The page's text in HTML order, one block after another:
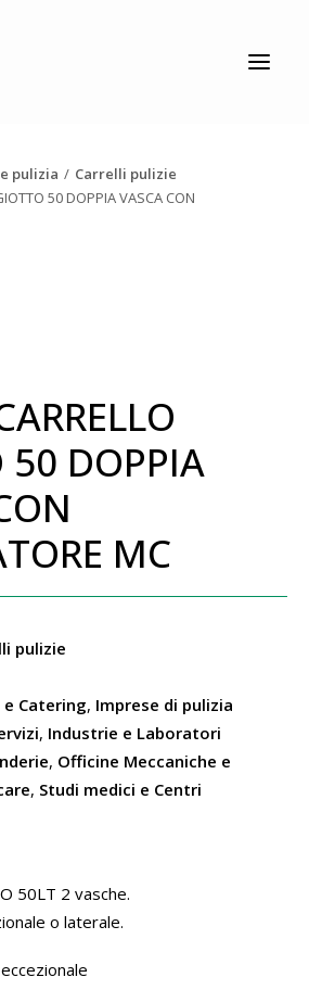
AZIENDA
Ricerca
pulizia
Carrelli pulizie
50 DOPPIA VASCA CON
50 DOPPIA
MC
pulizie
Catering, Imprese di pulizia
, Industrie e Laboratori
, Officine Meccaniche e
, Studi medici e Centri
50LT 2 vasche.
o laterale.